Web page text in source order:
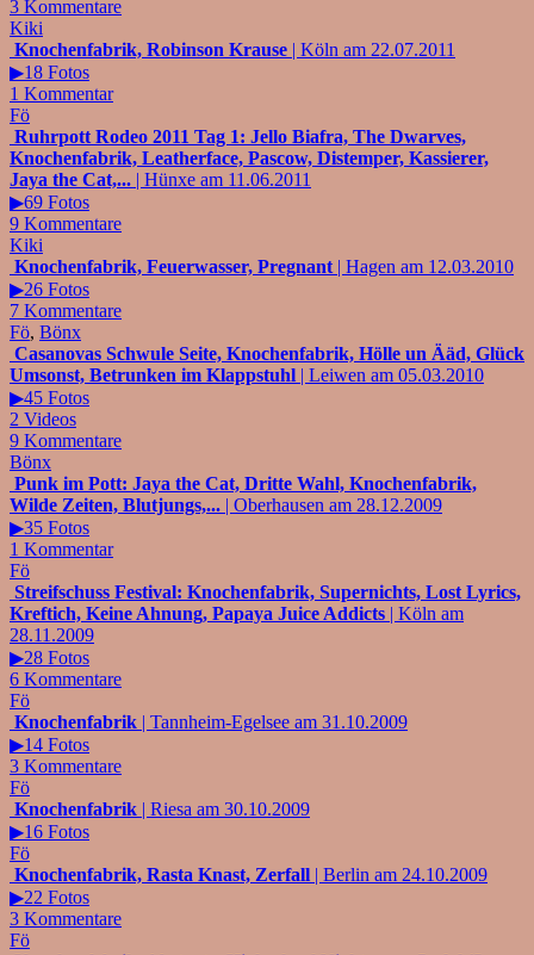
3 Kommentare
Kiki
Knochenfabrik, Robinson Krause | Köln am 22.07.2011
▶18 Fotos
1 Kommentar
Fö
Ruhrpott Rodeo 2011 Tag 1: Jello Biafra, The Dwarves,
Knochenfabrik, Leatherface, Pascow, Distemper, Kassierer,
Jaya the Cat,... | Hünxe am 11.06.2011
▶69 Fotos
9 Kommentare
Kiki
Knochenfabrik, Feuerwasser, Pregnant | Hagen am 12.03.2010
▶26 Fotos
7 Kommentare
Fö, Bönx
Casanovas Schwule Seite, Knochenfabrik, Hölle un Ääd, Glück
Umsonst, Betrunken im Klappstuhl | Leiwen am 05.03.2010
▶45 Fotos
2 Videos
9 Kommentare
Bönx
Punk im Pott: Jaya the Cat, Dritte Wahl, Knochenfabrik,
Wilde Zeiten, Blutjungs,... | Oberhausen am 28.12.2009
▶35 Fotos
1 Kommentar
Fö
Streifschuss Festival: Knochenfabrik, Supernichts, Lost Lyrics,
Kreftich, Keine Ahnung, Papaya Juice Addicts | Köln am
28.11.2009
▶28 Fotos
6 Kommentare
Fö
Knochenfabrik | Tannheim-Egelsee am 31.10.2009
▶14 Fotos
3 Kommentare
Fö
Knochenfabrik | Riesa am 30.10.2009
▶16 Fotos
Fö
Knochenfabrik, Rasta Knast, Zerfall | Berlin am 24.10.2009
▶22 Fotos
3 Kommentare
Fö